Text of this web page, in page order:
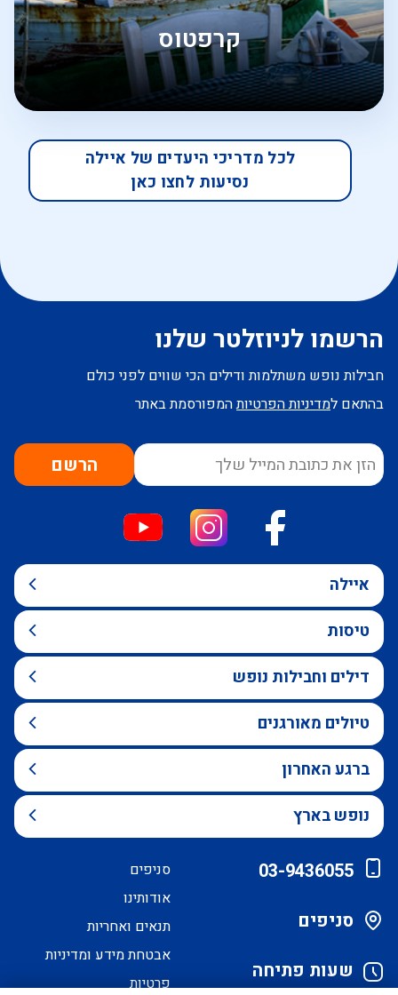
קרפטוס
לכל מדריכי היעדים של איילה
נסיעות לחצו כאן
הרשמו לניוזלטר שלנו
חבילות נופש משתלמות ודילים הכי שווים לפני כולם
בהתאם למדיניות הפרטיותהמפורסמת באתר
הרשם
איילה
טיסות
דילים וחבילות נופש
טיולים מאורגנים
ברגע האחרון
נופש בארץ
03-9436055
סניפים
שעות פתיחה
סניפים
אודותינו
תנאים ואחריות
אבטחת מידע ומדיניות
פרטיות